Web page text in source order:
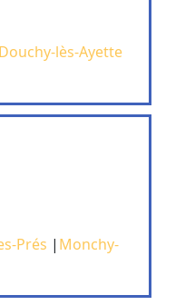
Douchy-lès-Ayette
Prés | Monchy-